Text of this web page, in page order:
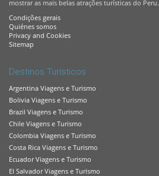
mostrar as mais belas atrações turísticas do Peru.
Condições gerais
Quiénes somos
Privacy and Cookies
Sitemap
Destinos Turísticos
Argentina Viagens e Turismo
Bolivia Viagens e Turismo
Brazil Viagens e Turismo
Chile Viagens e Turismo
Colombia Viagens e Turismo
Costa Rica Viagens e Turismo
Ecuador Viagens e Turismo
El Salvador Viagens e Turismo